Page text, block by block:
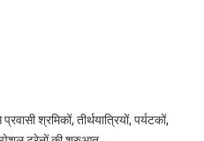
श्रमिकों, तीर्थयात्रियों, पर्यटकों,